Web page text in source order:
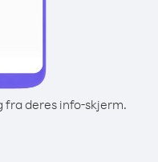
fra deres info-skjerm.